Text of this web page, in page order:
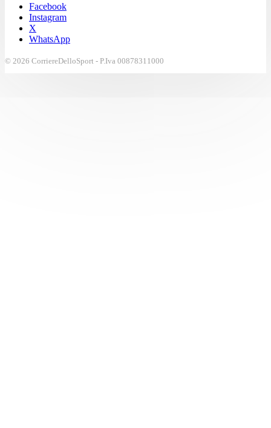
Facebook
Instagram
X
WhatsApp
© 2026 CorriereDelloSport - P.Iva 00878311000